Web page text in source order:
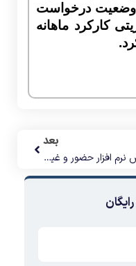
وضعیت درخواست
کارکرد ماهانه
بعد
آموزش نرم افزار حضور و غیاب اطلس3 (فرم دستگاه)